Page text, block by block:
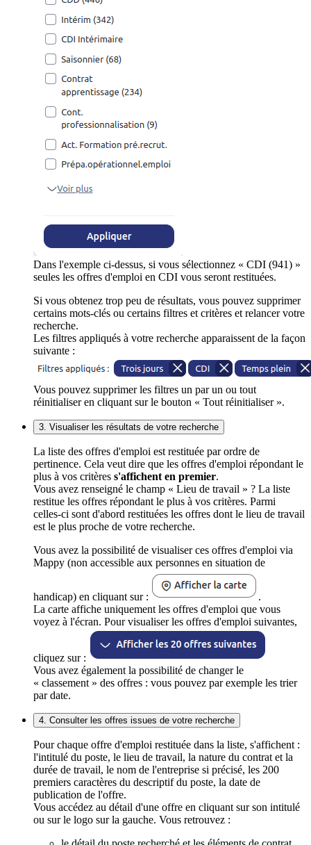
Dans l'exemple ci-dessus, si vous sélectionnez « CDI (941) »
seules les offres d'emploi en CDI vous seront restituées.
Si vous obtenez trop peu de résultats, vous pouvez supprimer
certains mots-clés ou certains filtres et critères et relancer votre
recherche.
Les filtres appliqués à votre recherche apparaissent de la façon
suivante :
Vous pouvez supprimer les filtres un par un ou tout
réinitialiser en cliquant sur le bouton « Tout réinitialiser ».
3. Visualiser les résultats de votre recherche
La liste des offres d'emploi est restituée par ordre de
pertinence. Cela veut dire que les offres d'emploi répondant le
plus à vos critères s'affichent en premier.
Vous avez renseigné le champ « Lieu de travail » ? La liste
restitue les offres répondant le plus à vos critères. Parmi
celles-ci sont d'abord restituées les offres dont le lieu de travail
est le plus proche de votre recherche.
Vous avez la possibilité de visualiser ces offres d'emploi via
Mappy (non accessible aux personnes en situation de
handicap) en cliquant sur :
.
La carte affiche uniquement les offres d'emploi que vous
voyez à l'écran. Pour visualiser les offres d'emploi suivantes,
cliquez sur :
Vous avez également la possibilité de changer le
« classement » des offres : vous pouvez par exemple les trier
par date.
4. Consulter les offres issues de votre recherche
Pour chaque offre d'emploi restituée dans la liste, s'affichent :
l'intitulé du poste, le lieu de travail, la nature du contrat et la
durée de travail, le nom de l'entreprise si précisé, les 200
premiers caractères du descriptif du poste, la date de
publication de l'offre.
Vous accédez au détail d'une offre en cliquant sur son intitulé
ou sur le logo sur la gauche. Vous retrouvez :